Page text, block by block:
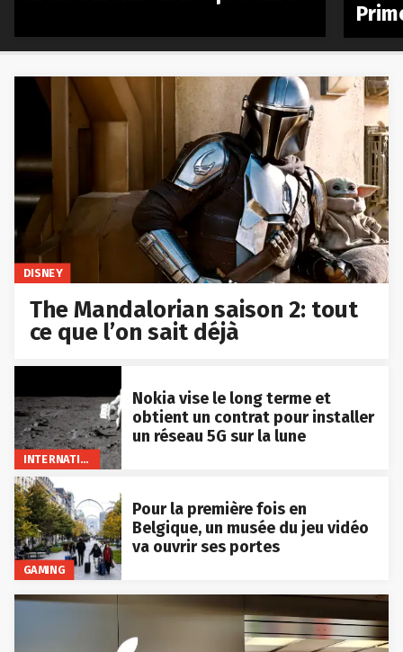
DISNEY
The Mandalorian saison 2: tout
ce que l’on sait déjà
INTERNATIONAL
Nokia vise le long terme et
obtient un contrat pour installer
un réseau 5G sur la lune
GAMING
Pour la première fois en
Belgique, un musée du jeu vidéo
va ouvrir ses portes